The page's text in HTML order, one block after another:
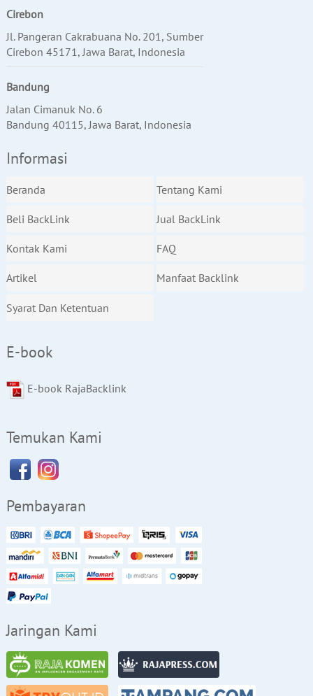
Cirebon
Jl. Pangeran Cakrabuana No. 201, Sumber
Cirebon 45171, Jawa Barat, Indonesia
Bandung
Jalan Cimanuk No. 6
Bandung 40115, Jawa Barat, Indonesia
Informasi
Beranda Tentang Kami
Beli BackLink Jual BackLink
Kontak Kami FAQ
Artikel Manfaat Backlink
Syarat Dan Ketentuan
E-book
E-book RajaBacklink
Temukan Kami
Pembayaran
Jaringan Kami